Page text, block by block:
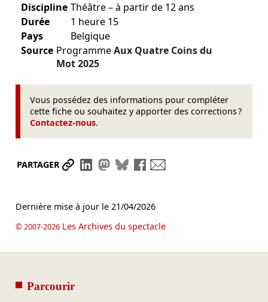
Discipline Théâtre – à partir de 12 ans
Durée
1 heure 15
Pays
Belgique
Source ProgrammeAux Quatre Coins du
Mot2025
Vous possédez des informations pour compléter
cette fiche ou souhaitez y apporter des corrections ?
Contactez-nous.
PARTAGER Partager le lien
Partager sur LinkedIn
Partager sur Mastodon
Partager sur Bluesky
Partager sur Facebook
Dernière mise à jour le 21/04/2026
© 2007-2026Les Archives du spectacle
Parcourir